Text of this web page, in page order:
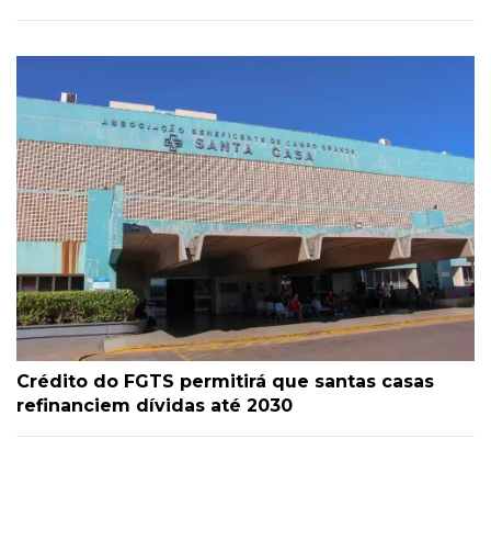
Crédito do FGTS permitirá que santas casas
refinanciem dívidas até 2030